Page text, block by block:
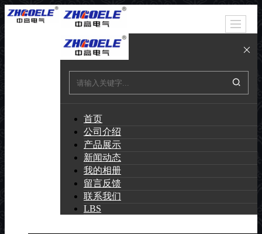
首页
公司介绍
产品展示
新闻动态
我的相册
留言反馈
联系我们
LBS